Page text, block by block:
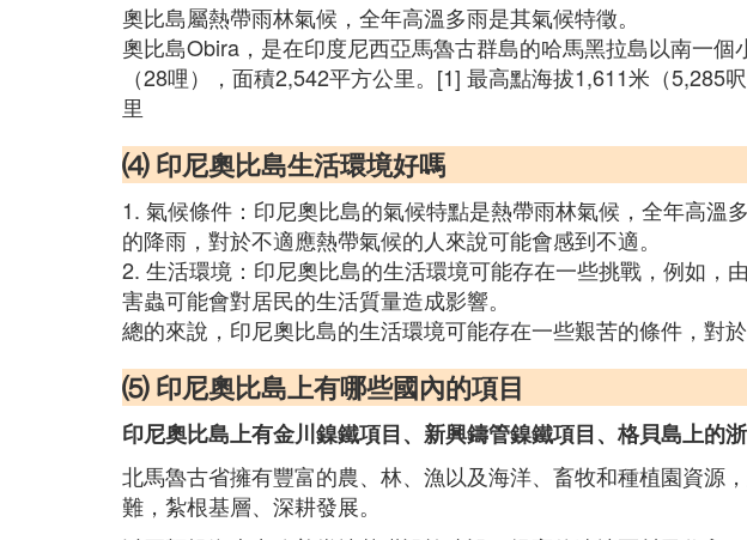
奧比島屬熱帶雨林氣候，全年高溫多雨是其氣候特徵。
奧比島Obira，是在印度尼西亞馬魯古群島的哈馬黑拉島以南一個
（28哩），面積2,542平方公里。[1] 最高點海拔1,611米（
里
⑷ 印尼奧比島生活環境好嗎
1. 氣候條件：印尼奧比島的氣候特點是熱帶雨林氣候，全年高
的降雨，對於不適應熱帶氣候的人來說可能會感到不適。
2. 生活環境：印尼奧比島的生活環境可能存在一些挑戰，例如
害蟲可能會對居民的生活質量造成影響。
總的來說，印尼奧比島的生活環境可能存在一些艱苦的條件，對
⑸ 印尼奧比島上有哪些國內的項目
印尼奧比島上有金川鎳鐵項目、新興鑄管鎳鐵項目、格貝島上的
北馬魯古省擁有豐富的農、林、漁以及海洋、畜牧和種植園資源
難，紮根基層、深耕發展。